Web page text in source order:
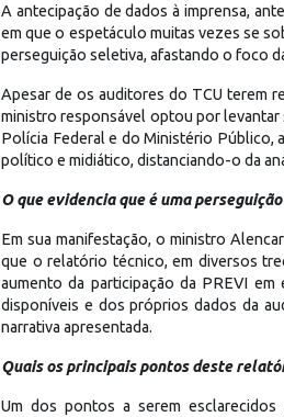
A antecipação de dados à imprensa,
em que o espetáculo muitas vezes se
perseguição seletiva, afastando o foco
Apesar de os auditores do TCU terem
ministro responsável optou por levantar
Polícia Federal e do Ministério Público,
político e midiático, distanciando-o da
O que evidencia que é uma
Em sua manifestação, o ministro
que o relatório técnico, em diversos
aumento da participação da PREVI
disponíveis e dos próprios dados da
narrativa apresentada.
Quais os principais pontos deste
Um dos pontos a serem